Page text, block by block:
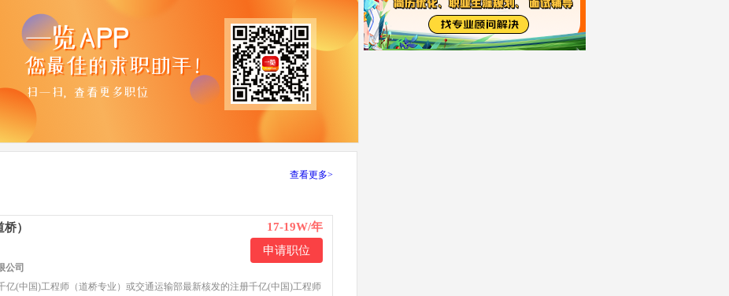
查看更多>
）
公司
17-19W/年
申请职位
亿(中国)工程师（道桥专业）或交通运输部最新核发的注册千亿(中国)工程师